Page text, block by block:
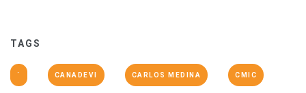
TAGS
´ CANADEVI CARLOS MEDINA CMIC